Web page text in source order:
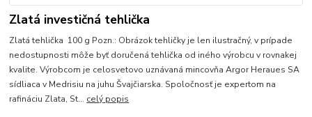
Zlatá investičná tehlička
Zlatá tehlička 100 g Pozn.: Obrázok tehličky je len ilustračný, v prípade
nedostupnosti môže byť doručená tehlička od iného výrobcu v rovnakej
kvalite. Výrobcom je celosvetovo uznávaná mincovňa Argor Heraues SA
sídliaca v Medrisiu na juhu Švajčiarska. Spoločnosť je expertom na
rafináciu Zlata, St... celý popis